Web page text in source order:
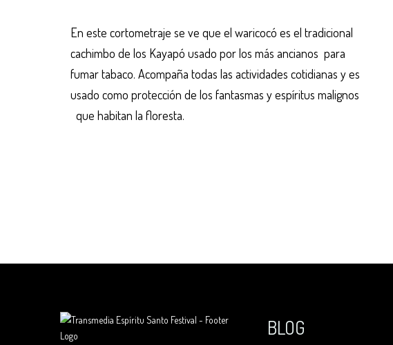
En este cortometraje se ve que el waricocó es el tradicional
cachimbo de los Kayapó usado por los más ancianos para
fumar tabaco. Acompaña todas las actividades cotidianas y es
usado como protección de los fantasmas y espíritus malignos
que habitan la floresta.
BLOG